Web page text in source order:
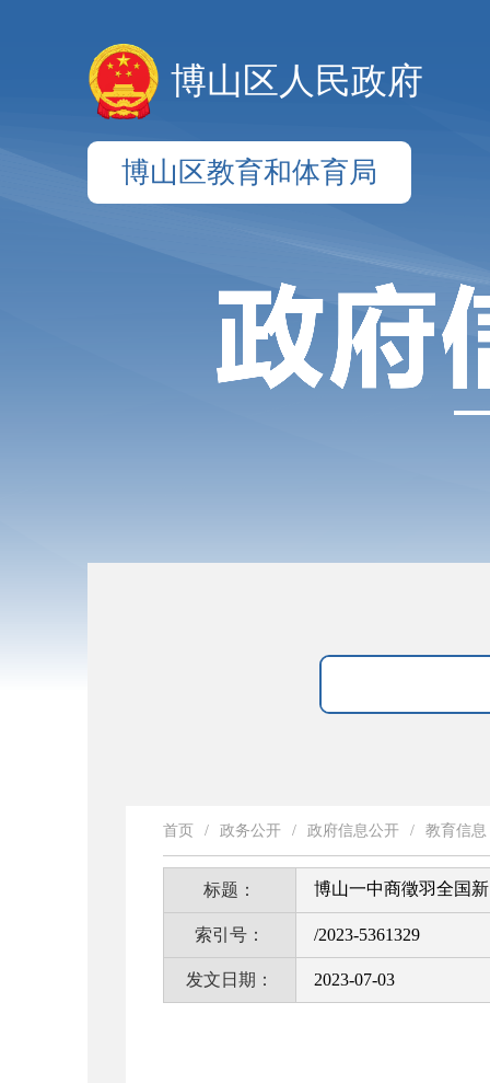
博山区人民政府
博山区教育和体育局
首页 / 政务公开 / 政府信息公开 / 教育信息
标题： 博山一中商徵羽全国
索引号： /2023-5361329
发文日期： 2023-07-03